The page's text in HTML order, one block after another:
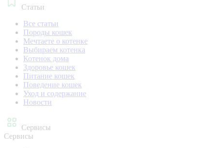
Статьи
Все статьи
Породы кошек
Мечтаете о котенке
Выбираем котенка
Котенок дома
Здоровье кошек
Питание кошек
Поведение кошек
Уход и содержание
Новости
Сервисы
Сервисы